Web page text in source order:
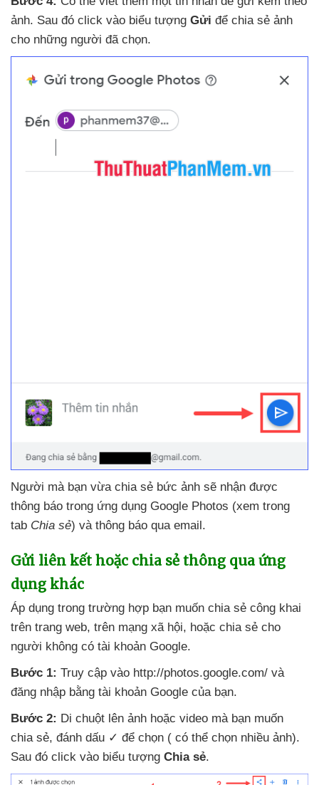
ảnh. Sau đó click vào biểu tượng Gửi để chia sẻ ảnh
cho những người đã chọn.
Người mà bạn vừa chia sẻ bức ảnh sẽ nhận được
thông báo trong ứng dụng Google Photos (xem trong
tab Chia sẻ) và thông báo qua email.
Gửi liên kết hoặc chia sẻ thông qua ứng
dụng khác
Áp dụng trong trường hợp bạn muốn chia sẻ công khai
trên trang web, trên mạng xã hội, hoặc chia sẻ cho
người không có tài khoản Google.
Bước 1: Truy cập vào http://photos.google.com/ và
đăng nhập bằng tài khoản Google của bạn.
Bước 2: Di chuột lên ảnh hoặc video mà bạn muốn
chia sẻ, đánh dấu ✓ để chọn ( có thể chọn nhiều ảnh).
Sau đó click vào biểu tượng Chia sẻ.